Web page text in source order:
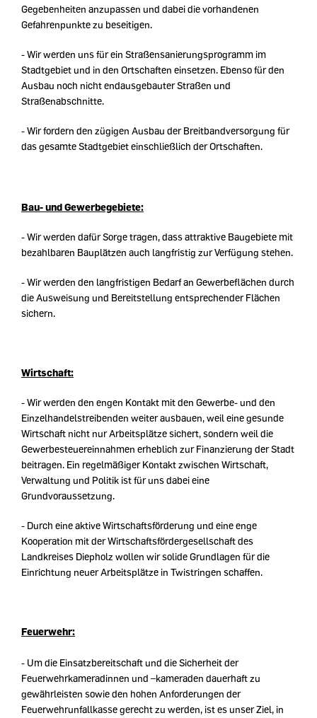
Gegebenheiten anzupassen und dabei die vorhandenen
Gefahrenpunkte zu beseitigen.
- Wir werden uns für ein Straßensanierungsprogramm im
Stadtgebiet und in den Ortschaften einsetzen. Ebenso für den
Ausbau noch nicht endausgebauter Straßen und
Straßenabschnitte.
- Wir fordern den zügigen Ausbau der Breitbandversorgung für
das gesamte Stadtgebiet einschließlich der Ortschaften.
Bau- und Gewerbegebiete:
- Wir werden dafür Sorge tragen, dass attraktive Baugebiete mit
bezahlbaren Bauplätzen auch langfristig zur Verfügung stehen.
- Wir werden den langfristigen Bedarf an Gewerbeflächen durch
die Ausweisung und Bereitstellung entsprechender Flächen
sichern.
Wirtschaft:
- Wir werden den engen Kontakt mit den Gewerbe- und den
Einzelhandelstreibenden weiter ausbauen, weil eine gesunde
Wirtschaft nicht nur Arbeitsplätze sichert, sondern weil die
Gewerbesteuereinnahmen erheblich zur Finanzierung der Stadt
beitragen. Ein regelmäßiger Kontakt zwischen Wirtschaft,
Verwaltung und Politik ist für uns dabei eine
Grundvoraussetzung.
- Durch eine aktive Wirtschaftsförderung und eine enge
Kooperation mit der Wirtschaftsfördergesellschaft des
Landkreises Diepholz wollen wir solide Grundlagen für die
Einrichtung neuer Arbeitsplätze in Twistringen schaffen.
Feuerwehr:
- Um die Einsatzbereitschaft und die Sicherheit der
Feuerwehrkameradinnen und –kameraden dauerhaft zu
gewährleisten sowie den hohen Anforderungen der
Feuerwehrunfallkasse gerecht zu werden, ist es unser Ziel, in